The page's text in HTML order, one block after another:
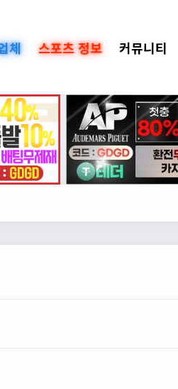
체 스포츠 정보 커뮤니티